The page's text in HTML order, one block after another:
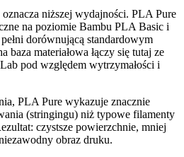
niższej wydajności. PLA Pure
na poziomie Bambu PLA Basic i
dorównującą standardowym
materiałowa łączy się tutaj ze
pod względem wytrzymałości i
PLA Pure wykazuje znacznie
(stringingu) niż typowe filamenty
czystsze powierzchnie, mniej
obraz druku.